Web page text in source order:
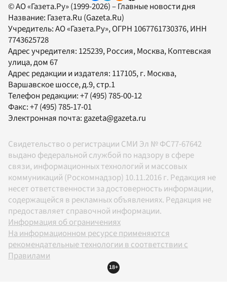
© АО «Газета.Ру» (1999-2026) – Главные новости дня
Название: Газета.Ru (Gazeta.Ru)
Учредитель:АО «Газета.Ру», ОГРН 1067761730376, ИНН
7743625728
Адрес учредителя: 125239, Россия, Москва, Коптевская
улица, дом 67
Адрес редакции и издателя: 117105, г. Москва,
Варшавское шоссе, д.9, стр.1
Телефон редакции:+7 (495) 785-00-12
Факс:+7 (495) 785-17-01
Электронная почта:gazeta@gazeta.ru
Свидетельство о регистрации СМИ Эл № ФС77-67642
выдано федеральной службой по надзору в сфере
связи, информационных технологий и массовых
коммуникаций (Роскомнадзор) 10.11.2016 г. Редакция не
несет ответственности за достоверность информации,
содержащейся в рекламных объявлениях. Редакция не
предоставляет справочной информации.
Информация об ограничениях
На информационном ресурсе применяются
рекомендательные технологии в соответствии с
Правилами
18+